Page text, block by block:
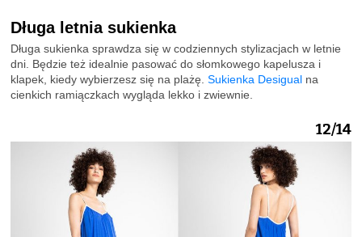
Długa letnia sukienka
Długa sukienka sprawdza się w codziennych stylizacjach w letnie
dni. Będzie też idealnie pasować do słomkowego kapelusza i
klapek, kiedy wybierzesz się na plażę. Sukienka Desigual na
cienkich ramiączkach wygląda lekko i zwiewnie.
12/14